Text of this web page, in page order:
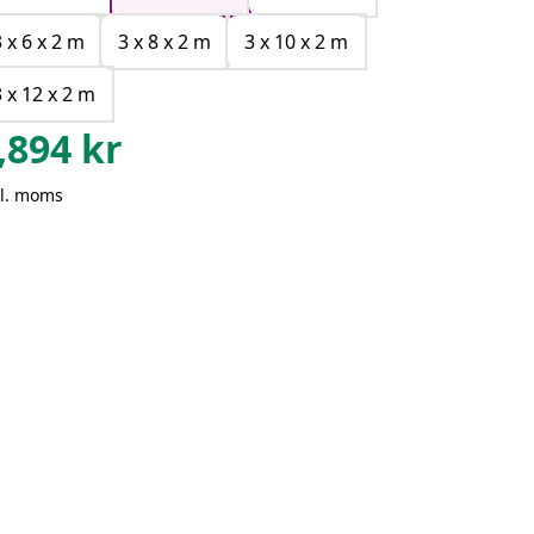
x 6 x 2 m
3 x 8 x 2 m
3 x 10 x 2 m
x 12 x 2 m
kr
moms